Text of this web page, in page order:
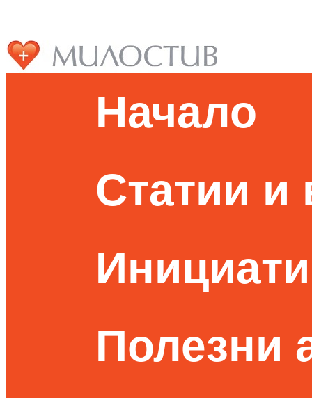
Начало
Статии и
Полезни